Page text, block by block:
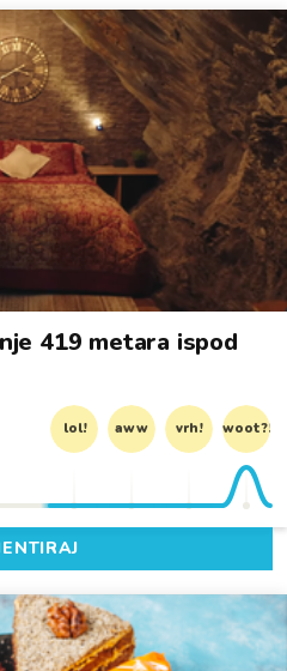
419 metara ispod
lol! aww vrh! woot?!